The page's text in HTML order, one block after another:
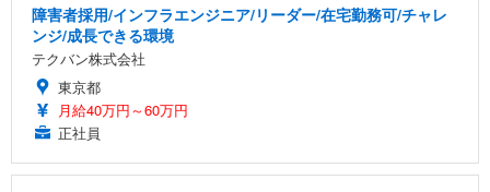
障害者採用/インフラエンジニア/リーダー/在宅勤務可/チャレ
ンジ/成長できる環境
テクバン株式会社
東京都
月給40万円～60万円
正社員